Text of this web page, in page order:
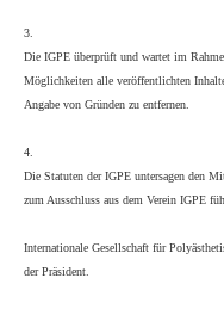
3.
Die IGPE überprüft und wartet im
Möglichkeiten alle veröffentlichten
Angabe von Gründen zu entfernen.
4.
Die Statuten der IGPE untersagen den
zum Ausschluss aus dem Verein IGPE
Internationale Gesellschaft für
der Präsident.